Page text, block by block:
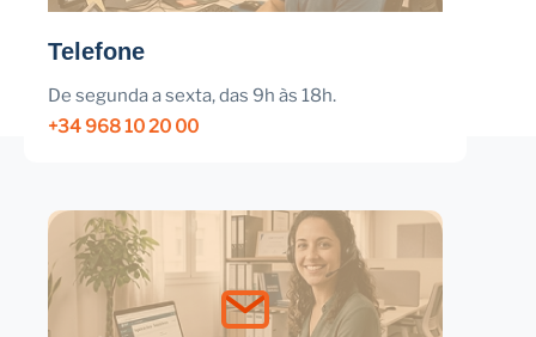
Telefone
De segunda a sexta, das 9h às 18h.
+34 968 10 20 00